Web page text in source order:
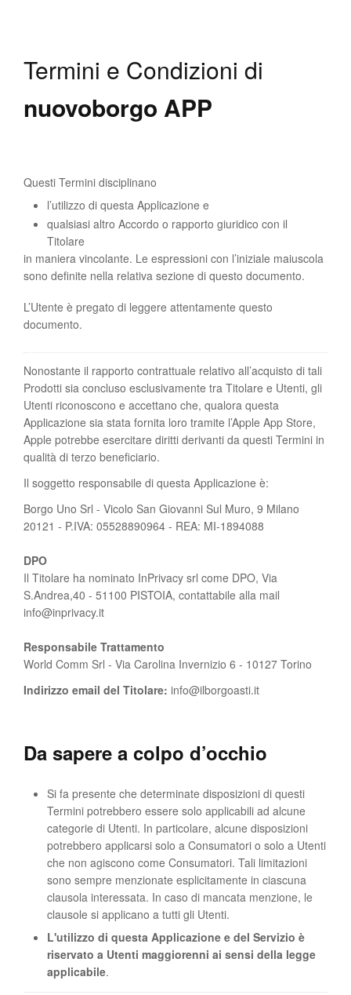
Termini e Condizioni di
nuovoborgo APP
Questi Termini disciplinano
l’utilizzo di questa Applicazione e
qualsiasi altro Accordo o rapporto giuridico con il
Titolare
in maniera vincolante. Le espressioni con l’iniziale maiuscola
sono definite nella relativa sezione di questo documento.
L’Utente è pregato di leggere attentamente questo
documento.
Nonostante il rapporto contrattuale relativo all’acquisto di tali
Prodotti sia concluso esclusivamente tra Titolare e Utenti, gli
Utenti riconoscono e accettano che, qualora questa
Applicazione sia stata fornita loro tramite l’Apple App Store,
Apple potrebbe esercitare diritti derivanti da questi Termini in
qualità di terzo beneficiario.
Il soggetto responsabile di questa Applicazione è:
Borgo Uno Srl - Vicolo San Giovanni Sul Muro, 9 Milano
20121 - P.IVA: 05528890964 - REA: MI-1894088
DPO
Il Titolare ha nominato InPrivacy srl come DPO, Via
S.Andrea,40 - 51100 PISTOIA, contattabile alla mail
info@inprivacy.it
Responsabile Trattamento
World Comm Srl - Via Carolina Invernizio 6 - 10127 Torino
Indirizzo email del Titolare: info@ilborgoasti.it
Da sapere a colpo d’occhio
Si fa presente che determinate disposizioni di questi
Termini potrebbero essere solo applicabili ad alcune
categorie di Utenti. In particolare, alcune disposizioni
potrebbero applicarsi solo a Consumatori o solo a Utenti
che non agiscono come Consumatori. Tali limitazioni
sono sempre menzionate esplicitamente in ciascuna
clausola interessata. In caso di mancata menzione, le
clausole si applicano a tutti gli Utenti.
L'utilizzo di questa Applicazione e del Servizio è
riservato a Utenti maggiorenni ai sensi della legge
applicabile.